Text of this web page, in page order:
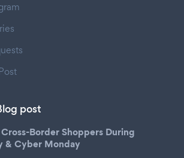
post
Border Shoppers During
& Cyber Monday